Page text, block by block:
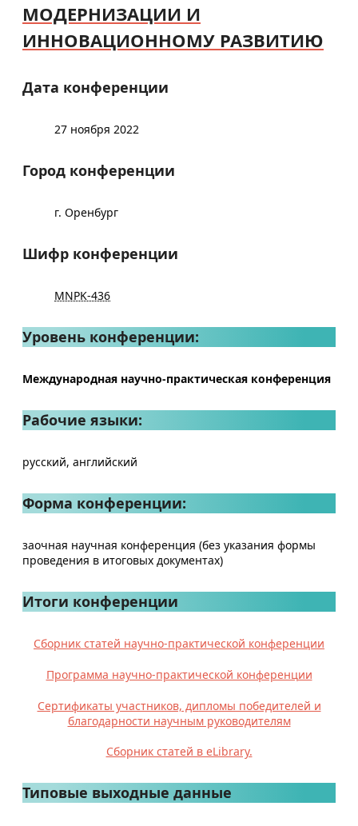
МОДЕРНИЗАЦИИ И
ИННОВАЦИОННОМУ РАЗВИТИЮ
Дата конференции
27 ноября 2022
Город конференции
г. Оренбург
Шифр конференции
MNPK-436
Уровень конференции:
Международная научно-практическая конференция
Рабочие языки:
русский, английский
Форма конференции:
заочная научная конференция (без указания формы
проведения в итоговых документах)
Итоги конференции
Сборник статей научно-практической конференции
Программа научно-практической конференции
Сертификаты участников, дипломы победителей и
благодарности научным руководителям
Сборник статей в eLibrary.
Типовые выходные данные